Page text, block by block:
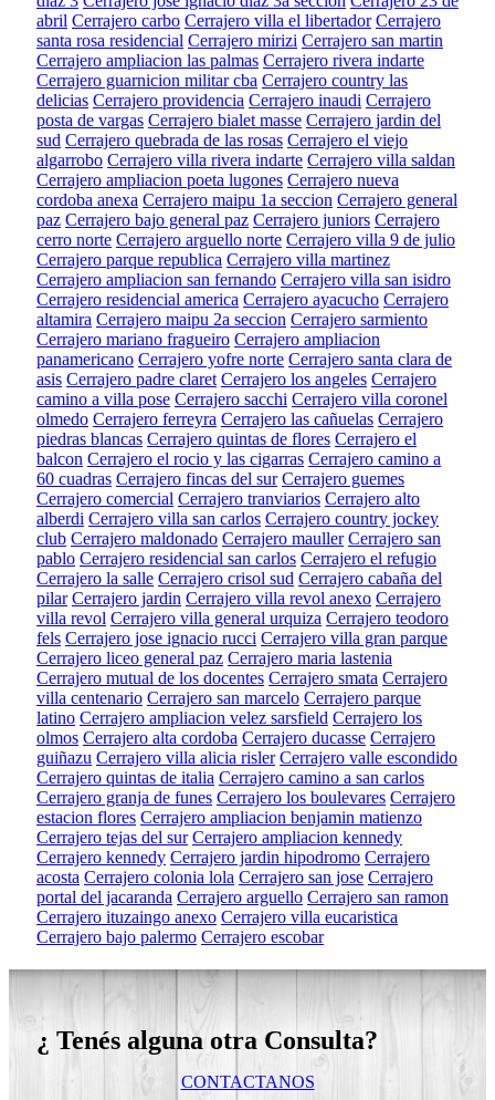
abril Cerrajero carbo Cerrajero villa el libertador Cerrajero
santa rosa residencial Cerrajero mirizi Cerrajero san martin
Cerrajero ampliacion las palmas Cerrajero rivera indarte
Cerrajero guarnicion militar cba Cerrajero country las
delicias Cerrajero providencia Cerrajero inaudi Cerrajero
posta de vargas Cerrajero bialet masse Cerrajero jardin del
sud Cerrajero quebrada de las rosas Cerrajero el viejo
algarrobo Cerrajero villa rivera indarte Cerrajero villa saldan
Cerrajero ampliacion poeta lugones Cerrajero nueva
cordoba anexa Cerrajero maipu 1a seccion Cerrajero general
paz Cerrajero bajo general paz Cerrajero juniors Cerrajero
cerro norte Cerrajero arguello norte Cerrajero villa 9 de julio
Cerrajero parque republica Cerrajero villa martinez
Cerrajero ampliacion san fernando Cerrajero villa san isidro
Cerrajero residencial america Cerrajero ayacucho Cerrajero
altamira Cerrajero maipu 2a seccion Cerrajero sarmiento
Cerrajero mariano fragueiro Cerrajero ampliacion
panamericano Cerrajero yofre norte Cerrajero santa clara de
asis Cerrajero padre claret Cerrajero los angeles Cerrajero
camino a villa pose Cerrajero sacchi Cerrajero villa coronel
olmedo Cerrajero ferreyra Cerrajero las cañuelas Cerrajero
piedras blancas Cerrajero quintas de flores Cerrajero el
balcon Cerrajero el rocio y las cigarras Cerrajero camino a
60 cuadras Cerrajero fincas del sur Cerrajero guemes
Cerrajero comercial Cerrajero tranviarios Cerrajero alto
alberdi Cerrajero villa san carlos Cerrajero country jockey
club Cerrajero maldonado Cerrajero mauller Cerrajero san
pablo Cerrajero residencial san carlos Cerrajero el refugio
Cerrajero la salle Cerrajero crisol sud Cerrajero cabaña del
pilar Cerrajero jardin Cerrajero villa revol anexo Cerrajero
villa revol Cerrajero villa general urquiza Cerrajero teodoro
fels Cerrajero jose ignacio rucci Cerrajero villa gran parque
Cerrajero liceo general paz Cerrajero maria lastenia
Cerrajero mutual de los docentes Cerrajero smata Cerrajero
villa centenario Cerrajero san marcelo Cerrajero parque
latino Cerrajero ampliacion velez sarsfield Cerrajero los
olmos Cerrajero alta cordoba Cerrajero ducasse Cerrajero
guiñazu Cerrajero villa alicia risler Cerrajero valle escondido
Cerrajero quintas de italia Cerrajero camino a san carlos
Cerrajero granja de funes Cerrajero los boulevares Cerrajero
estacion flores Cerrajero ampliacion benjamin matienzo
Cerrajero tejas del sur Cerrajero ampliacion kennedy
Cerrajero kennedy Cerrajero jardin hipodromo Cerrajero
acosta Cerrajero colonia lola Cerrajero san jose Cerrajero
portal del jacaranda Cerrajero arguello Cerrajero san ramon
Cerrajero ituzaingo anexo Cerrajero villa eucaristica
Cerrajero bajo palermo Cerrajero escobar
¿ Tenés alguna otra Consulta?
CONTACTANOS